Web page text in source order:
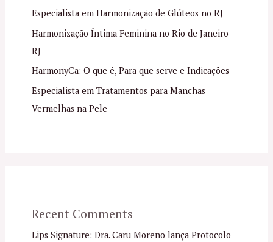
Especialista em Harmonização de Glúteos no RJ
Harmonização Íntima Feminina no Rio de Janeiro –
RJ
HarmonyCa: O que é, Para que serve e Indicações
Especialista em Tratamentos para Manchas
Vermelhas na Pele
Recent Comments
Lips Signature: Dra. Caru Moreno lança Protocolo